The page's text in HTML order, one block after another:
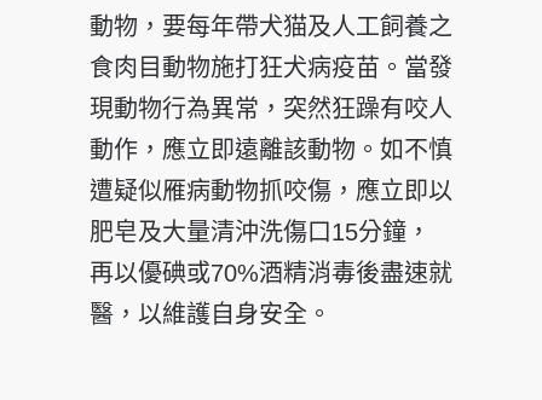
動物，要每年帶犬猫及人工飼養之
食肉目動物施打狂犬病疫苗。當發
現動物行為異常，突然狂躁有咬人
動作，應立即遠離該動物。如不慎
遭疑似雁病動物抓咬傷，應立即以
肥皂及大量清沖洗傷口15分鐘，
再以優碘或70%酒精消毒後盡速就
醫，以維護自身安全。